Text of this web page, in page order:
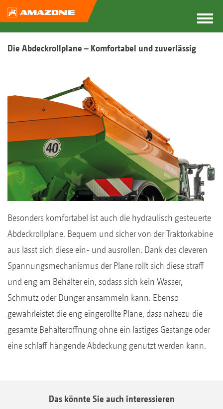
Die Abdeckrollplane – Komfortabel und zuverlässig
Besonders komfortabel ist auch die hydraulisch gesteuerte
Abdeckrollplane. Bequem und sicher von der Traktorkabine
aus lässt sich diese ein- und ausrollen. Dank des cleveren
Spannungsmechanismus der Plane rollt sich diese straff
und eng am Behälter ein, sodass sich kein Wasser,
Schmutz oder Dünger ansammeln kann. Ebenso
gewährleistet die eng eingerollte Plane, dass nahezu die
gesamte Behälteröffnung ohne ein lästiges Gestänge oder
eine schlaff hängende Abdeckung genutzt werden kann.
Das könnte Sie auch interessieren